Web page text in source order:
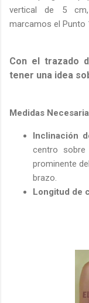
vertical de 5
marcamos el Punto
Con el trazado
tener una idea
Medidas
Inclinación
centro
prominente
brazo.
Longitud de